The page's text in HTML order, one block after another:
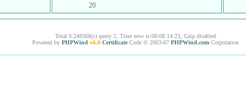
20
Total 0.248368(s) query 2, Time now is:08-08 14:23, Gzip disabled
Powered by PHPWind v6.0 Certificate Code © 2003-07 PHPWind.com Corporation